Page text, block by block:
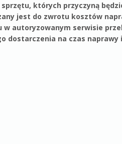
których przyczyną
jest do zwrotu kosztów
autoryzowanym serwisie
dostarczenia na czas